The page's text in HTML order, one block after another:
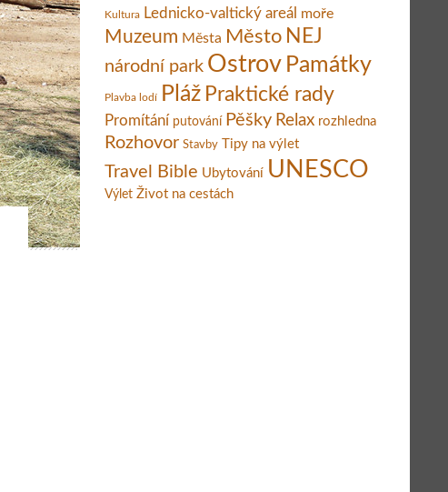
Kultura Lednicko-valtický areál moře
Muzeum Města Město NEJ
národní park Ostrov Památky
Plavba lodí Pláž Praktické rady
Promítání putování Pěšky Relax rozhledna
Rozhovor Stavby Tipy na výlet
Travel Bible Ubytování UNESCO
Výlet Život na cestách